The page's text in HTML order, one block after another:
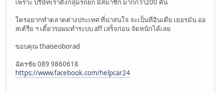
เพราะ บริษัทเราตั้งกลุ่มรถยก มีสมาชิก มากกว่า200 คัน
ใครอยากทำตลาดต่างประเทศ ที่น่าสนใจ จะเป็นที่อินเดีย เยอรมัน ออ
สเต้รีย ฯ เดี๋ยวรอผมทำระบบ aff เสร็จก่อน จัดหนักได้เลย
ขอบคุณ thaiseoborad
ฉัตรชัย 089 9860618
https://www.facebook.com/helpcar24